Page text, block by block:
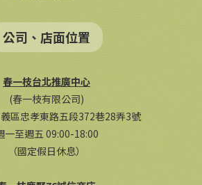
公司、店面位置
春一枝台北推廣中心
(春一枝有限公司)
區忠孝東路五段372巷28弄3號
一至週五 09:00-18:00
（國定假日休息）